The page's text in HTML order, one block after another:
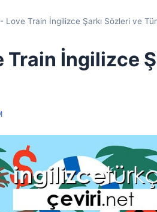
Love Train İngilizce Şarkı Sözleri ve
Train İngilizce